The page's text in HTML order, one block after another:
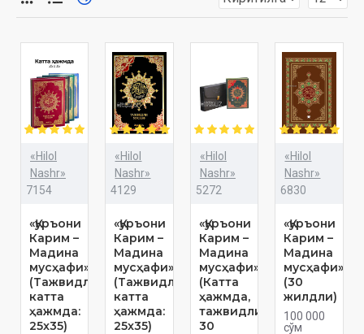
«Hilol
Nashr»
7154
«Қуръони
Карим –
Мадина
мусҳафи»
(Тажвидли,
катта
ҳажмда:
25x35)
«Hilol
Nashr»
4129
«Қуръони
Карим –
Мадина
мусҳафи»
(Тажвидли,
катта
ҳажмда:
25x35)
«Hilol
Nashr»
5272
«Қуръони
Карим –
Мадина
мусҳафи»
(Катта
ҳажмда,
тажвидли,
30
«Hilol
Nashr»
6830
«Қуръони
Карим –
Мадина
мусҳафи»
(30
жилдли)
100 000
сўм